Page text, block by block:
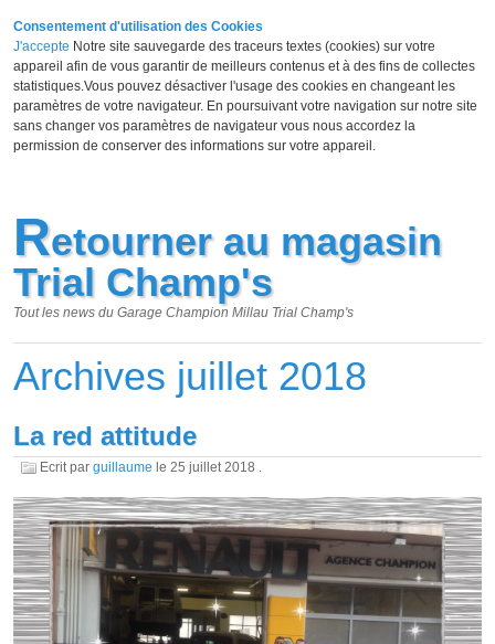
Consentement d'utilisation des Cookies
J'accepte Notre site sauvegarde des traceurs textes (cookies) sur votre
appareil afin de vous garantir de meilleurs contenus et à des fins de collectes
statistiques.Vous pouvez désactiver l'usage des cookies en changeant les
paramètres de votre navigateur. En poursuivant votre navigation sur notre site
sans changer vos paramètres de navigateur vous nous accordez la
permission de conserver des informations sur votre appareil.
Retourner au magasin
Trial Champ's
Tout les news du Garage Champion Millau Trial Champ's
Archives juillet 2018
La red attitude
Ecrit par guillaume le 25 juillet 2018 .